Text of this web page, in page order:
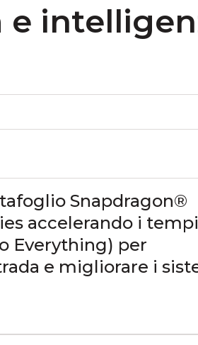
e
Snapdragon®
accelerando i
Everything) per
e migliorare i